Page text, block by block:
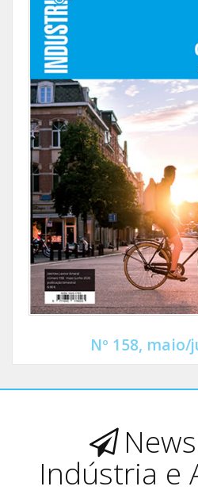
Nº 158,
Indústria e